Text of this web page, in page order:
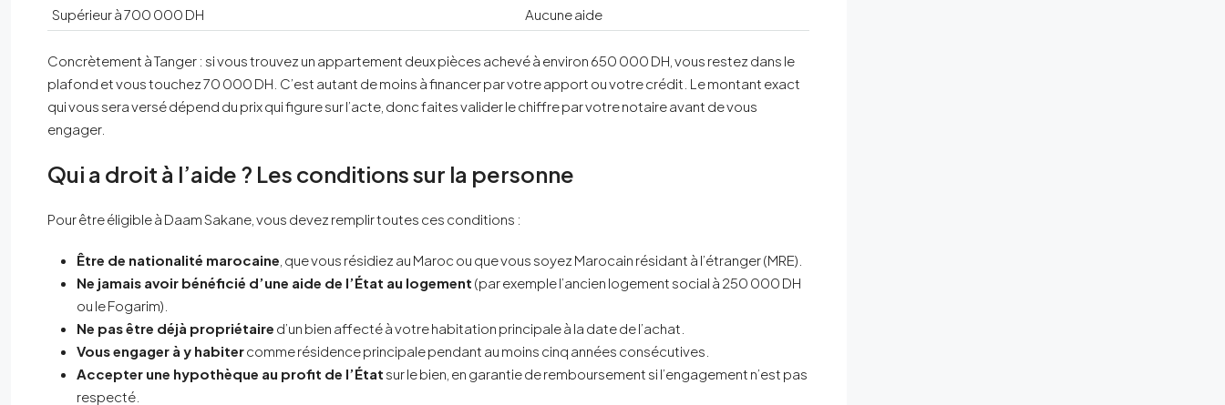
Supérieur à 700 000 DH
Aucune aide
Concrètement à Tanger : si vous trouvez un appartement deux pièces achevé à environ 650 000 DH, vous restez dans le
plafond et vous touchez 70 000 DH. C’est autant de moins à financer par votre apport ou votre crédit. Le montant exact
qui vous sera versé dépend du prix qui figure sur l’acte, donc faites valider le chiffre par votre notaire avant de vous
engager.
Qui a droit à l’aide ? Les conditions sur la personne
Pour être éligible à Daam Sakane, vous devez remplir toutes ces conditions :
Être de nationalité marocaine , que vous résidiez au Maroc ou que vous soyez Marocain résidant à l’étranger (MRE).
Ne jamais avoir bénéficié d’une aide de l’État au logement (par exemple l’ancien logement social à 250 000 DH
ou le Fogarim).
Ne pas être déjà propriétaire d’un bien affecté à votre habitation principale à la date de l’achat.
Vous engager à y habitercomme résidence principale pendant au moins cinq années consécutives.
Accepter une hypothèque au profit de l’État sur le bien, en garantie de remboursement si l’engagement n’est pas
respecté.